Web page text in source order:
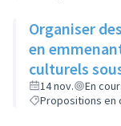
Organiser
en
culturels
découvertes
14 nov.
En
Propositions en